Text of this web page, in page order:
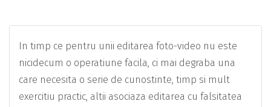
In timp ce pentru unii editarea foto-video nu este
nicidecum o operatiune facila, ci mai degraba una
care necesita o serie de cunostinte, timp si mult
exercitiu practic, altii asociaza editarea cu falsitatea